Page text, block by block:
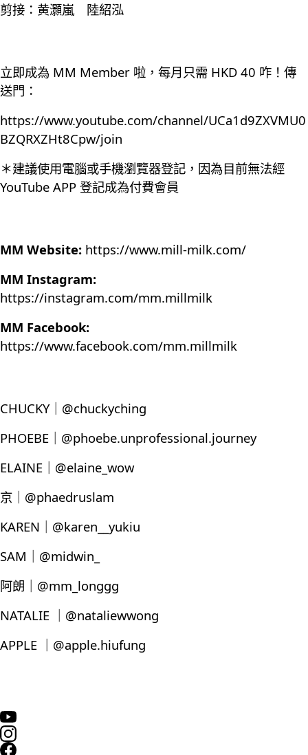
剪接：黄灝嵐 陸紹泓
立即成為 MM Member 啦，每月只需 HKD 40 咋！傳
送門：
https://www.youtube.com/channel/UCa1d9ZXVMU0
BZQRXZHt8Cpw/join
＊建議使用電腦或手機瀏覽器登記，因為目前無法經
YouTube APP 登記成為付費會員
MM Website: https://www.mill-milk.com/
MM Instagram:
https://instagram.com/mm.millmilk
MM Facebook:
https://www.facebook.com/mm.millmilk
CHUCKY｜@chuckyching
PHOEBE｜@phoebe.unprofessional.journey
ELAINE｜@elaine_wow
京｜@phaedruslam
KAREN｜@karen__yukiu
SAM｜@midwin_
阿朗｜@mm_longgg
NATALIE ｜@nataliewwong
APPLE ｜@apple.hiufung